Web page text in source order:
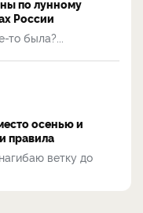
по лунному
России
была?...
осенью и
правила
ветку до